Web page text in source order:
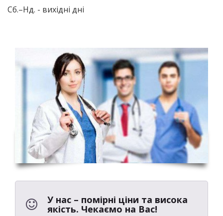
Сб.–Нд. - вихідні дні
У нас – помірні ціни та висока
якість. Чекаємо на Вас!